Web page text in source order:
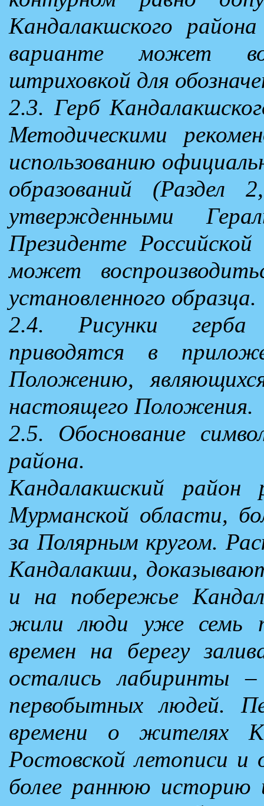
Кандалакшского
варианте может
штриховкой для
2.3. Герб
Методическими
использованию
образований
утвержденными
Президенте
может
установленного образца.
2.4. Рисунки герба
приводятся в
Положению,
настоящего Положения.
2.5. Обоснование
района.
Кандалакшский район
Мурманской области,
за Полярным кругом.
Кандалакши,
и на побережье
жили люди уже семь
времен на берегу
остались лабиринты
первобытных людей.
времени о жителях
Ростовской летописи
более раннюю историю